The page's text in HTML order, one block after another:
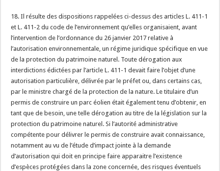
18. Il résulte des dispositions rappelées ci-dessus des articles L. 411-1
et L. 411-2 du code de l’environnement qu’elles organisaient, avant
l’intervention de l’ordonnance du 26 janvier 2017 relative à
l’autorisation environnementale, un régime juridique spécifique en vue
de la protection du patrimoine naturel. Toute dérogation aux
interdictions édictées par l’article L. 411-1 devait faire l’objet d’une
autorisation particulière, délivrée par le préfet ou, dans certains cas,
par le ministre chargé de la protection de la nature. Le titulaire d’un
permis de construire un parc éolien était également tenu d’obtenir, en
tant que de besoin, une telle dérogation au titre de la législation sur la
protection du patrimoine naturel. Si l’autorité administrative
compétente pour délivrer le permis de construire avait connaissance,
notamment au vu de l’étude d’impact jointe à la demande
d’autorisation qui doit en principe faire apparaitre l’existence
d’espèces protégées dans la zone concernée, des risques éventuels